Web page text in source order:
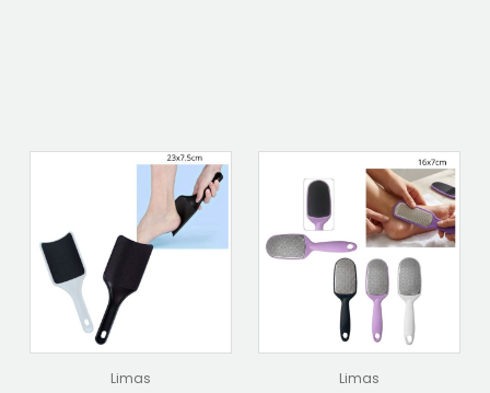
Limas Limas